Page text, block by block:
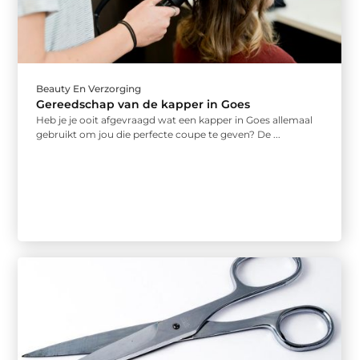
Beauty En Verzorging
Gereedschap van de kapper in Goes
Heb je je ooit afgevraagd wat een kapper in Goes allemaal
gebruikt om jou die perfecte coupe te geven? De ...